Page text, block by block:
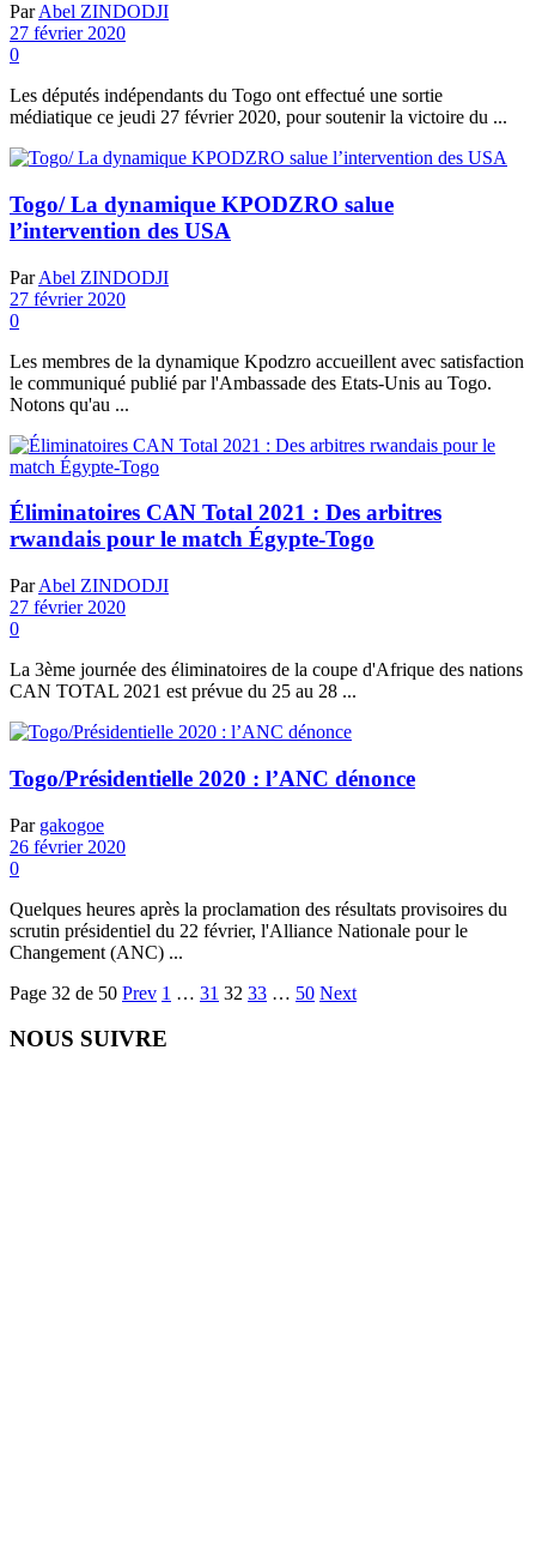
Par Abel ZINDODJI
27 février 2020
0
Les députés indépendants du Togo ont effectué une sortie
médiatique ce jeudi 27 février 2020, pour soutenir la victoire du ...
Togo/ La dynamique KPODZRO salue
l’intervention des USA
Par Abel ZINDODJI
27 février 2020
0
Les membres de la dynamique Kpodzro accueillent avec satisfaction
le communiqué publié par l'Ambassade des Etats-Unis au Togo.
Notons qu'au ...
Éliminatoires CAN Total 2021 : Des arbitres
rwandais pour le match Égypte-Togo
Par Abel ZINDODJI
27 février 2020
0
La 3ème journée des éliminatoires de la coupe d'Afrique des nations
CAN TOTAL 2021 est prévue du 25 au 28 ...
Togo/Présidentielle 2020 : l’ANC dénonce
Par gakogoe
26 février 2020
0
Quelques heures après la proclamation des résultats provisoires du
scrutin présidentiel du 22 février, l'Alliance Nationale pour le
Changement (ANC) ...
Page 32 de 50 Prev 1 … 31 32 33 … 50 Next
NOUS SUIVRE